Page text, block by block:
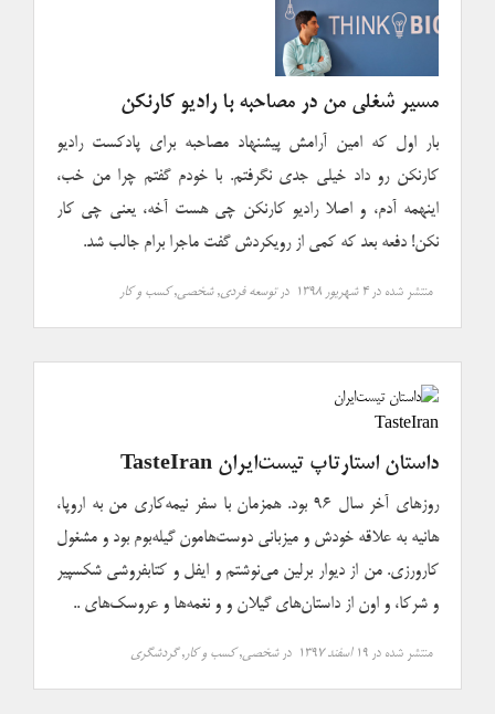
مسیر شغلی من در مصاحبه با رادیو کارنکن
بار اول که امین آرامش پیشنهاد مصاحبه برای پادکست رادیو
کارنکن رو داد خیلی جدی نگرفتم. با خودم گفتم چرا من خب،
اینهمه آدم، و اصلا رادیو کارنکن چی هست آخه، یعنی چی کار
نکن! دفعه بعد که کمی از رویکردش گفت ماجرا برام جالب‌ شد.
منتشر شده در۴ شهریور ۱۳۹۸ درتوسعه فردی,شخصی,کسب و کار
داستان استارتاپ تیست‌ایران TasteIran
روزهای آخر سال ۹۶ بود. همزمان با سفر نیمه‌کاری من به اروپا،
هانیه به علاقه خودش و میزبانی دوست‌هامون گیله‌بوم بود و مشغول
کارورزی. من از دیوار برلین می‌نوشتم و ایفل و کتابفروشی شکسپیر
و شرکا، و اون از داستان‌های گیلان و و نغمه‌ها و عروسک‌های ..
منتشر شده در ۱۹ اسفند ۱۳۹۷ درشخصی,کسب و کار,گردشگری